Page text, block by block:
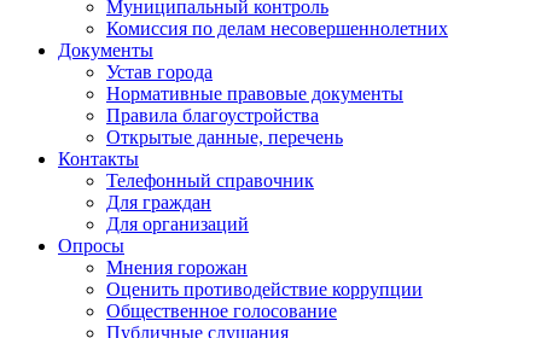
Муниципальный контроль
Комиссия по делам несовершеннолетних
Документы
Устав города
Нормативные правовые документы
Правила благоустройства
Открытые данные, перечень
Контакты
Телефонный справочник
Для граждан
Для организаций
Опросы
Мнения горожан
Оценить противодействие коррупции
Общественное голосование
Публичные слушания